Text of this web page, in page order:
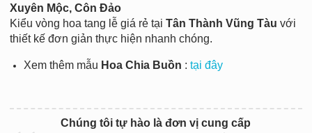
Xuyên Mộc, Côn Đảo
Kiểu vòng hoa tang lễ giá rẻ tại Tân Thành Vũng Tàu với
thiết kế đơn giản thực hiện nhanh chóng.
Xem thêm mẫu Hoa Chia Buồn : tại đây
Chúng tôi tự hào là đơn vị cung cấp